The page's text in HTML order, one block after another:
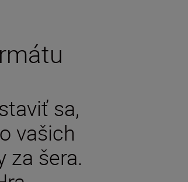
sa,
vašich
za šera.